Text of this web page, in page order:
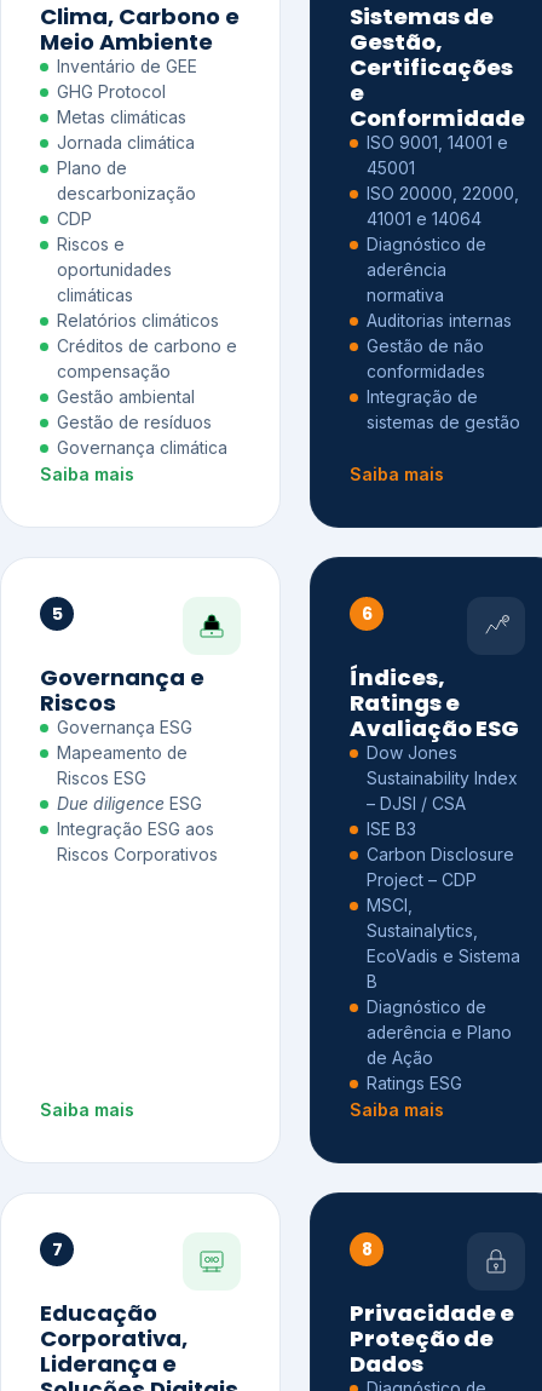
Clima, Carbono e
Meio Ambiente
Inventário de GEE
GHG Protocol
Metas climáticas
Jornada climática
Plano de
descarbonização
CDP
Riscos e
oportunidades
climáticas
Relatórios climáticos
Créditos de carbono e
compensação
Gestão ambiental
Gestão de resíduos
Governança climática
Saiba mais
Sistemas de
Gestão,
Certificações
e
Conformidade
ISO 9001, 14001 e
45001
ISO 20000, 22000,
41001 e 14064
Diagnóstico de
aderência
normativa
Auditorias internas
Gestão de não
conformidades
Integração de
sistemas de gestão
Saiba mais
5
Governança e
Riscos
Governança ESG
Mapeamento de
Riscos ESG
Due diligence ESG
Integração ESG aos
Riscos Corporativos
Saiba mais
6
Índices,
Ratings e
Avaliação ESG
Dow Jones
Sustainability Index
– DJSI / CSA
ISE B3
Carbon Disclosure
Project – CDP
MSCI,
Sustainalytics,
EcoVadis e Sistema
B
Diagnóstico de
aderência e Plano
de Ação
Ratings ESG
Saiba mais
7
Educação
Corporativa,
Liderança e
8
Privacidade e
Proteção de
Dados